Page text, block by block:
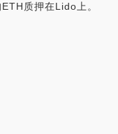
质押在Lido上。